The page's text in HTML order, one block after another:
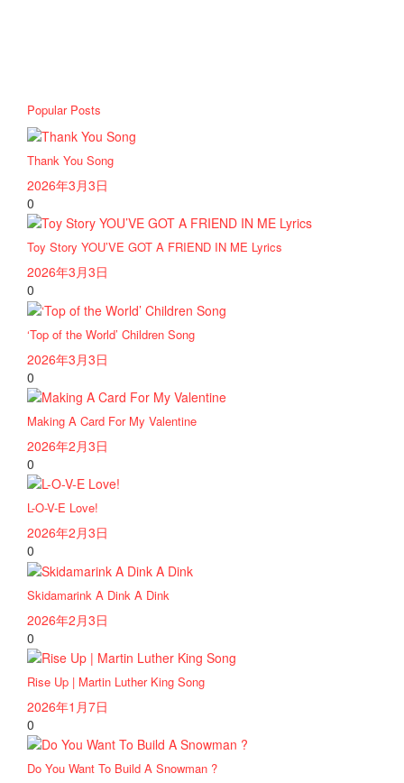
Popular Posts
Thank You Song
2026年3月3日
0
Toy Story YOU’VE GOT A FRIEND IN ME Lyrics
2026年3月3日
0
‘Top of the World’ Children Song
2026年3月3日
0
Making A Card For My Valentine
2026年2月3日
0
L-O-V-E Love!
2026年2月3日
0
Skidamarink A Dink A Dink
2026年2月3日
0
Rise Up | Martin Luther King Song
2026年1月7日
0
Do You Want To Build A Snowman ?